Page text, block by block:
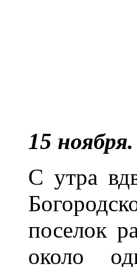
15
С утра
поселок
около